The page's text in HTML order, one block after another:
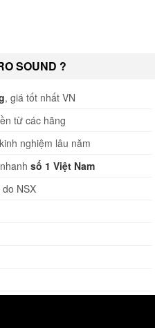
SOUND ?
, giá tốt nhất VN
từ các hãng
nghiệm lâu năm
số 1 Việt Nam
NSX